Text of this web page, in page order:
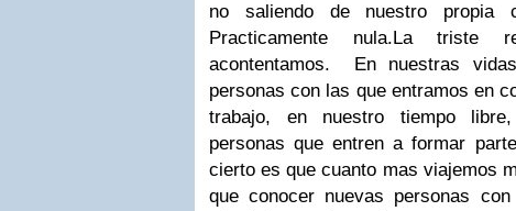
no saliendo de nuestro propia
Practicamente nula.La triste
acontentamos. En nuestras
personas con las que entramos en
trabajo, en nuestro tiempo
personas que entren a formar
cierto es que cuanto mas viajemos
que conocer nuevas personas